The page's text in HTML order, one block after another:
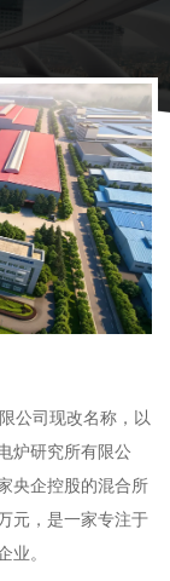
公司现改名称，以
炉研究所有限公
央企控股的混合所
元，是一家专注于
业。